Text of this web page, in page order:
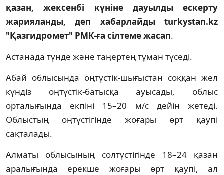
қазан, жексенбі күніне дауылды ескерту
жарияланды, деп хабарлайды turkystan.kz
"Қазгидромет" РМК-ға сілтеме жасап.
Астанада түнде және таңертең тұман түседі.
Абай облысында оңтүстік-шығыстан соққан жел
күндіз оңтүстік-батысқа ауысады, облыс
орталығында екпіні 15–20 м/с дейін жетеді.
Облыстың оңтүстігінде жоғары өрт қаупі
сақталады.
Алматы облысының солтүстігінде 18–24 қазан
аралығында ерекше жоғары өрт қаупі, ал